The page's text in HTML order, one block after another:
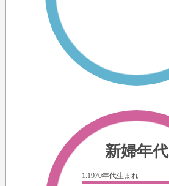
新婦年代
1.1970年代生まれ